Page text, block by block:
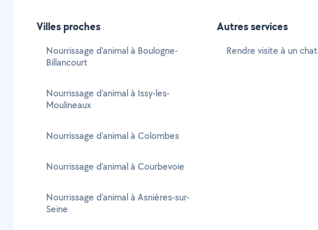
Villes proches
Nourrissage d'animal à Boulogne-
Billancourt
Nourrissage d'animal à Issy-les-
Moulineaux
Nourrissage d'animal à Colombes
Nourrissage d'animal à Courbevoie
Nourrissage d'animal à Asnières-sur-
Seine
Autres services
Rendre visite à un chat